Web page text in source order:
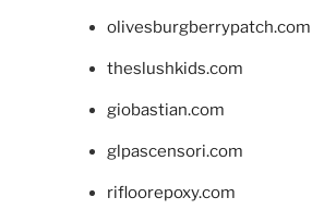
olivesburgberrypatch.com
theslushkids.com
giobastian.com
glpascensori.com
rifloorepoxy.com